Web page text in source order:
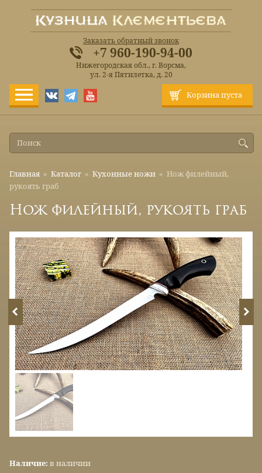
Корзина пуста
Заказать обратный звонок
+7 960-190-94-00
Нижегородская обл., г. Ворсма,
ул. 2-я Пятилетка, д. 20
Главная » Каталог » Кухонные ножи » Нож филейный,
рукоять граб
Нож филейный, рукоять граб
Наличие: в наличии